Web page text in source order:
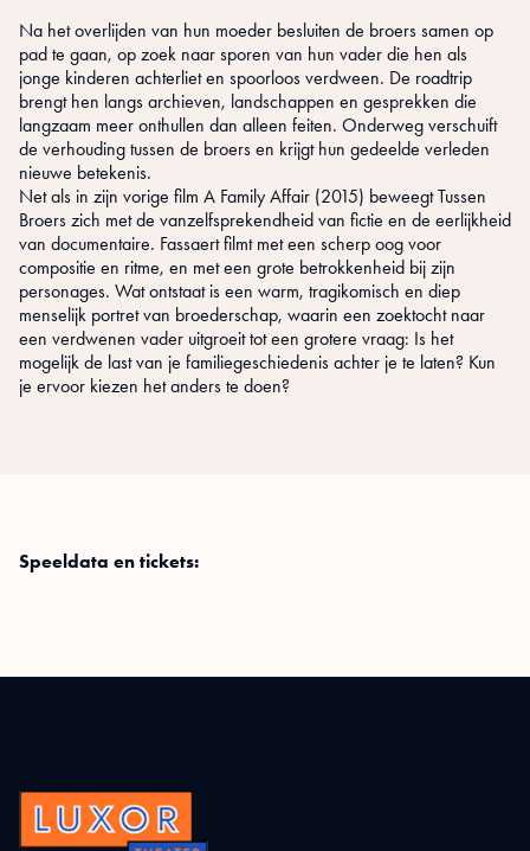
Na het overlijden van hun moeder besluiten de broers samen op
pad te gaan, op zoek naar sporen van hun vader die hen als
jonge kinderen achterliet en spoorloos verdween. De roadtrip
brengt hen langs archieven, landschappen en gesprekken die
langzaam meer onthullen dan alleen feiten. Onderweg verschuift
de verhouding tussen de broers en krijgt hun gedeelde verleden
nieuwe betekenis.
Net als in zijn vorige film A Family Affair (2015) beweegt Tussen
Broers zich met de vanzelfsprekendheid van fictie en de eerlijkheid
van documentaire. Fassaert filmt met een scherp oog voor
compositie en ritme, en met een grote betrokkenheid bij zijn
personages. Wat ontstaat is een warm, tragikomisch en diep
menselijk portret van broederschap, waarin een zoektocht naar
een verdwenen vader uitgroeit tot een grotere vraag: Is het
mogelijk de last van je familiegeschiedenis achter je te laten? Kun
je ervoor kiezen het anders te doen?
Speeldata en tickets: